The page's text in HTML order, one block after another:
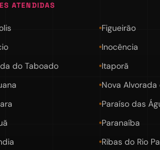
ATENDIDAS
do Taboado
Figueirão
Inocência
Itaporã
Nova Alvorada
Paraíso das
Paranaíba
Ribas do Rio